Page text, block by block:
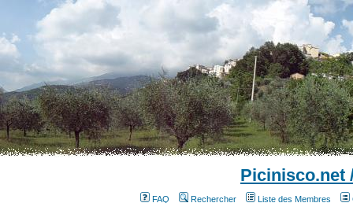
Picinisco.net
FAQ Rechercher Liste des Membres